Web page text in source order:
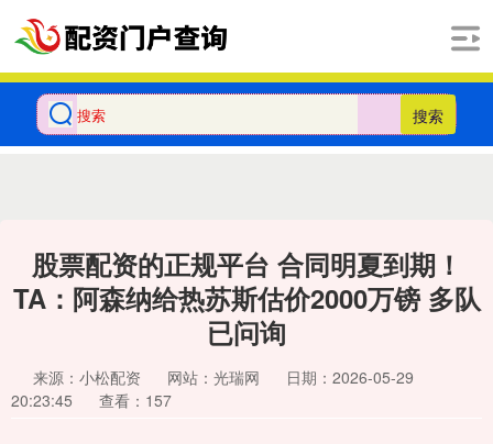
搜索
股票配资的正规平台 合同明夏到期！
TA：阿森纳给热苏斯估价2000万镑 多队
已问询
来源：小松配资 网站：光瑞网
日期：2026-05-29
20:23:45
查看：157